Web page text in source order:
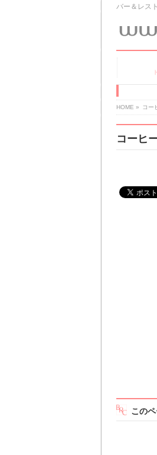
バー＆レス
HOME » コー
コーヒ
この